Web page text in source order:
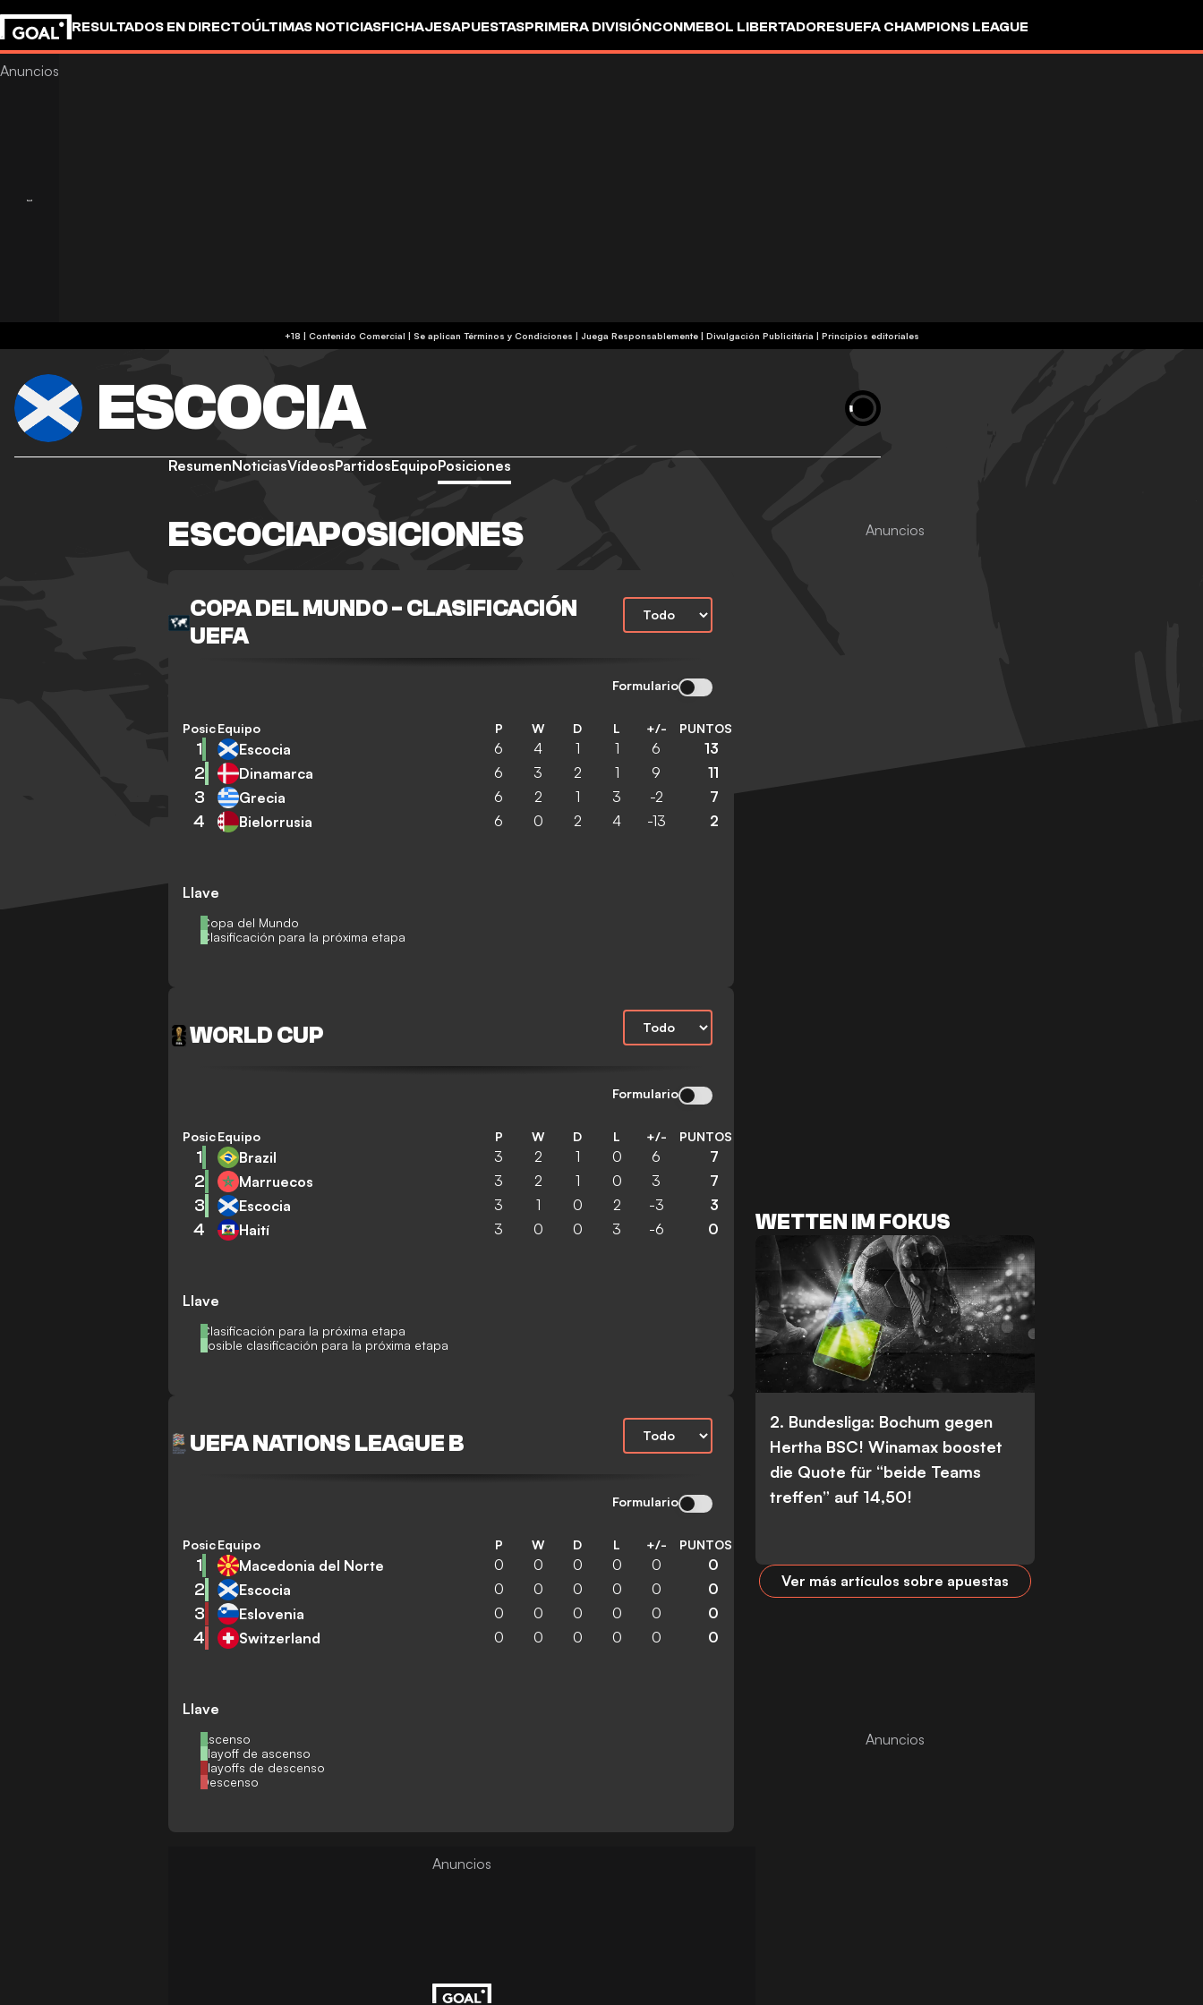
RESULTADOS EN DIRECTOÚLTIMAS NOTICIASFICHAJESAPUESTASPRIMERA DIVISIÓNCONMEBOL LIBERTADORESUEFA CHAMPIONS LEAGUE
+18 | Contenido Comercial | Se aplican Términos y Condiciones | Juega Responsablemente| Divulgación Publicitária | Principios editoriales
ESCOCIA
ResumenNoticiasVídeosPartidosEquipoPosiciones
ESCOCIAPOSICIONES
COPA DEL MUNDO - CLASIFICACIÓN
UEFA
Formulario
Llave
Copa del Mundo
Clasificación para la próxima etapa
PosiciónEquipo P W D L +/- PUNTOS
1 Escocia 6 4 1 1 6 13
2 Dinamarca 6 3 2 1 9 11
3 Grecia 6 2 1 3 -2 7
4 Bielorrusia 6 0 2 4 -13 2
WORLD CUP
Formulario
Llave
Clasificación para la próxima etapa
Posible clasificación para la próxima etapa
PosiciónEquipo P W D L +/- PUNTOS
1 Brazil 3 2 1 0 6 7
2 Marruecos 3 2 1 0 3 7
3 Escocia 3 1 0 2 -3 3
4 Haití 3 0 0 3 -6 0
UEFA NATIONS LEAGUE B
Formulario
Llave
Ascenso
Playoff de ascenso
Playoffs de descenso
Descenso
PosiciónEquipo P W D L +/- PUNTOS
1 Macedonia del Norte 0 0 0 0 0 0
2 Escocia 0 0 0 0 0 0
3 Eslovenia 0 0 0 0 0 0
4 Switzerland 0 0 0 0 0 0
WETTEN IM FOKUS
2. Bundesliga: Bochum gegen
Hertha BSC! Winamax boostet
die Quote für “beide Teams
treffen” auf 14,50!
Ver más artículos sobre apuestas